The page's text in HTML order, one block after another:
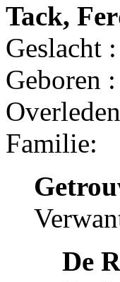
Tack,
Geslacht
Geboren
Familie:
De